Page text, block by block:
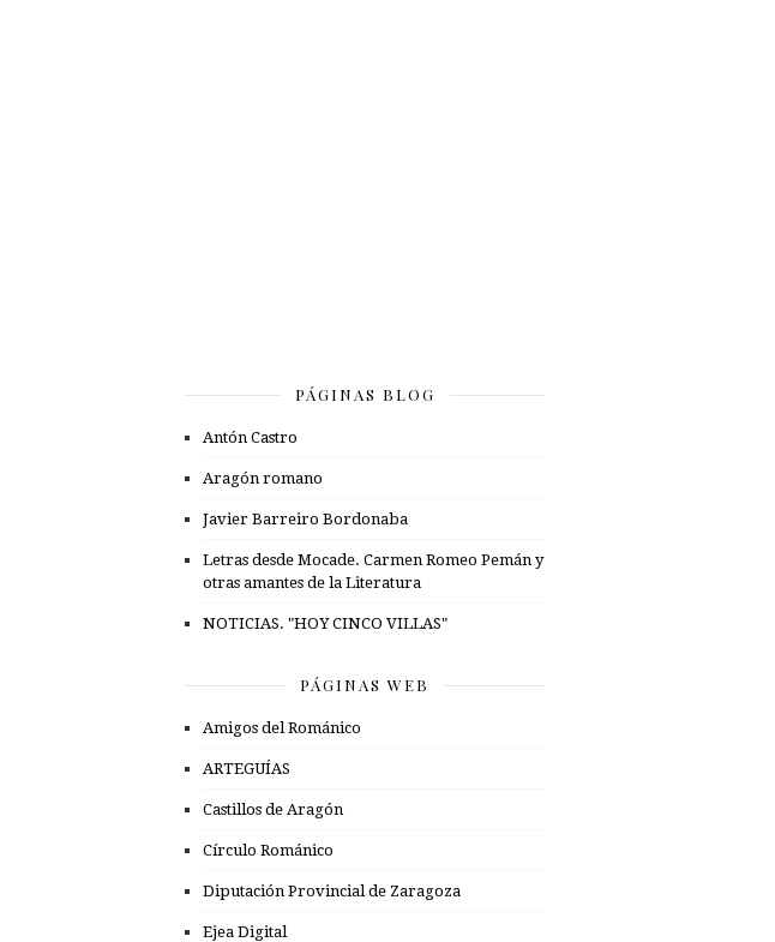
PÁGINAS BLOG
Antón Castro
Aragón romano
Javier Barreiro Bordonaba
Letras desde Mocade. Carmen Romeo Pemán y
otras amantes de la Literatura
NOTICIAS. "HOY CINCO VILLAS"
PÁGINAS WEB
Amigos del Románico
ARTEGUÍAS
Castillos de Aragón
Círculo Románico
Diputación Provincial de Zaragoza
Ejea Digital